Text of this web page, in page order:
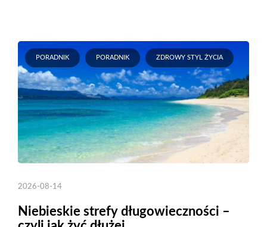
PORADNIK PORADNIK ZDROWY STYL ŻYCIA
2026-08-14
Niebieskie strefy długowieczności –